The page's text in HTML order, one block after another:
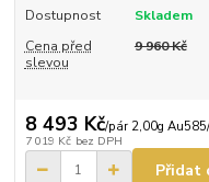
Dostupnost
Skladem
Cena před
slevou
9 960 Kč
8 493 Kč/pár 2,00g
7 019 Kč bez DPH
Přidat